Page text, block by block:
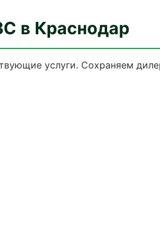
в Краснодар
услуги. Сохраняем